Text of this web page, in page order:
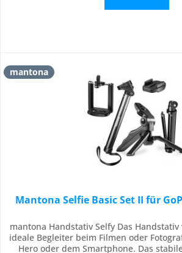
mantona
Mantona Selfie Basic Set II für
mantona Handstativ Selfy Das
ideale Begleiter beim Filmen oder
Hero oder dem Smartphone. Das